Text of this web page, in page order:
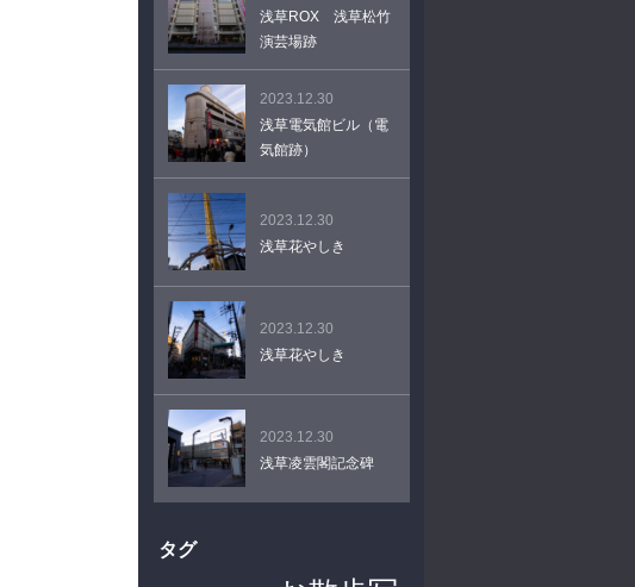
浅草ROX 浅草松竹
演芸場跡
2023.12.30
浅草電気館ビル（電
気館跡）
2023.12.30
浅草花やしき
2023.12.30
浅草花やしき
2023.12.30
浅草凌雲閣記念碑
タグ